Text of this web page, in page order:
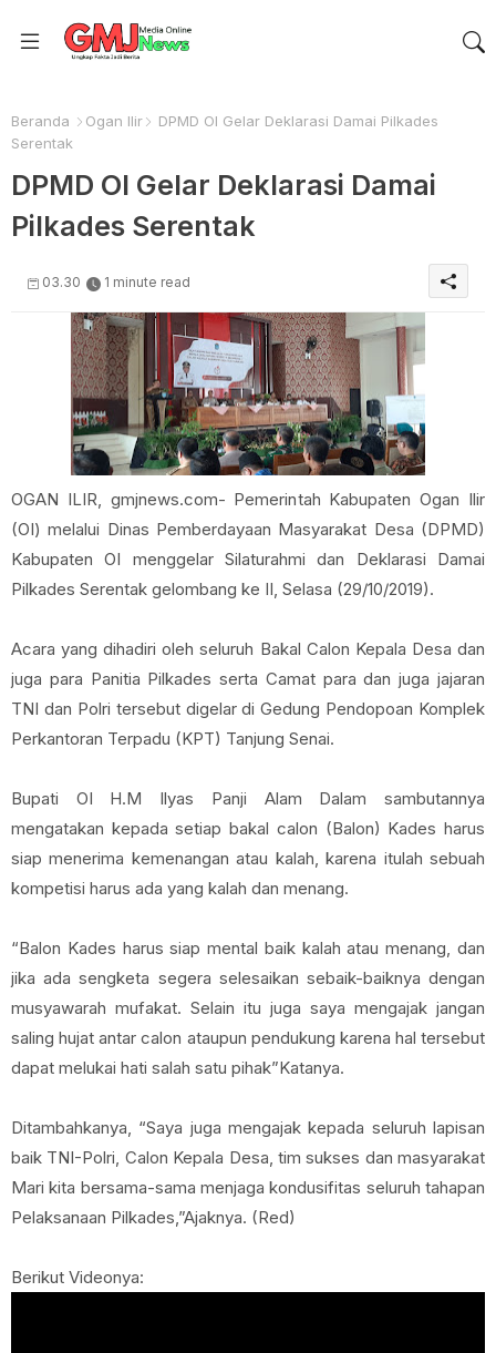
Beranda Ogan Ilir
DPMD OI Gelar Deklarasi Damai Pilkades
Serentak
DPMD OI Gelar Deklarasi Damai
Pilkades Serentak
03.30 1 minute read
OGAN ILIR, gmjnews.com- Pemerintah Kabupaten Ogan Ilir
(OI) melalui Dinas Pemberdayaan Masyarakat Desa (DPMD)
Kabupaten OI menggelar Silaturahmi dan Deklarasi Damai
Pilkades Serentak gelombang ke II, Selasa (29/10/2019).
Acara yang dihadiri oleh seluruh Bakal Calon Kepala Desa dan
juga para Panitia Pilkades serta Camat para dan juga jajaran
TNI dan Polri tersebut digelar di Gedung Pendopoan Komplek
Perkantoran Terpadu (KPT) Tanjung Senai.
Bupati OI H.M Ilyas Panji Alam Dalam sambutannya
mengatakan kepada setiap bakal calon (Balon) Kades harus
siap menerima kemenangan atau kalah, karena itulah sebuah
kompetisi harus ada yang kalah dan menang.
“Balon Kades harus siap mental baik kalah atau menang, dan
jika ada sengketa segera selesaikan sebaik-baiknya dengan
musyawarah mufakat. Selain itu juga saya mengajak jangan
saling hujat antar calon ataupun pendukung karena hal tersebut
dapat melukai hati salah satu pihak”Katanya.
Ditambahkanya, “Saya juga mengajak kepada seluruh lapisan
baik TNI-Polri, Calon Kepala Desa, tim sukses dan masyarakat
Mari kita bersama-sama menjaga kondusifitas seluruh tahapan
Pelaksanaan Pilkades,”Ajaknya. (Red)
Berikut Videonya: